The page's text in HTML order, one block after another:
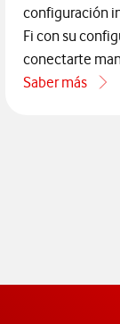
configuración
Fi con su
conectarte
Saber más
acerca de